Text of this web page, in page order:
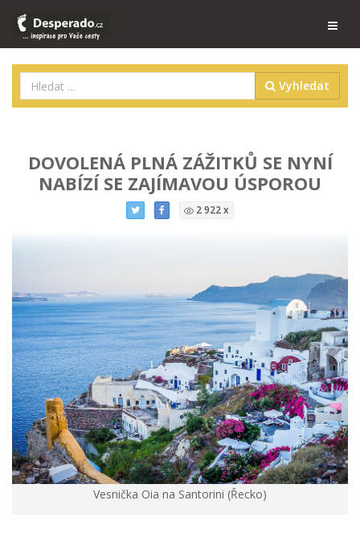
Vyhledat
DOVOLENÁ PLNÁ ZÁŽITKŮ SE NYNÍ
NABÍZÍ SE ZAJÍMAVOU ÚSPOROU
2 922 x
Vesnička Oia na Santorini (Řecko)